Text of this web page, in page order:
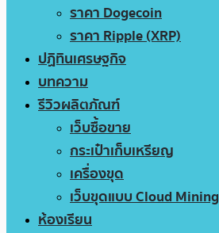
ราคา Dogecoin
ราคา Ripple (XRP)
ปฏิทินเศรษฐกิจ
บทความ
รีวิวผลิตภัณฑ์
เว็บซื้อขาย
กระเป๋าเก็บเหรียญ
เครื่องขุด
เว็บขุดแบบ Cloud Mining
ห้องเรียน